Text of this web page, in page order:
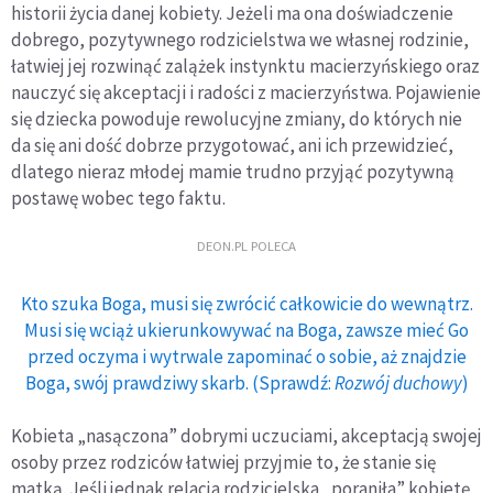
historii życia danej kobiety. Jeżeli ma ona doświadczenie
dobrego, pozytywnego rodzicielstwa we własnej rodzinie,
łatwiej jej rozwinąć zalążek instynktu macierzyńskiego oraz
nauczyć się akceptacji i radości z macierzyństwa. Pojawienie
się dziecka powoduje rewolucyjne zmiany, do których nie
da się ani dość dobrze przygotować, ani ich przewidzieć,
dlatego nieraz młodej mamie trudno przyjąć pozytywną
postawę wobec tego faktu.
DEON.PL POLECA
Kto szuka Boga, musi się zwrócić całkowicie do wewnątrz.
Musi się wciąż ukierunkowywać na Boga, zawsze mieć Go
przed oczyma i wytrwale zapominać o sobie, aż znajdzie
Boga, swój prawdziwy skarb. (Sprawdź:Rozwój duchowy)
Kobieta „nasączona” dobrymi uczuciami, akceptacją swojej
osoby przez rodziców łatwiej przyjmie to, że stanie się